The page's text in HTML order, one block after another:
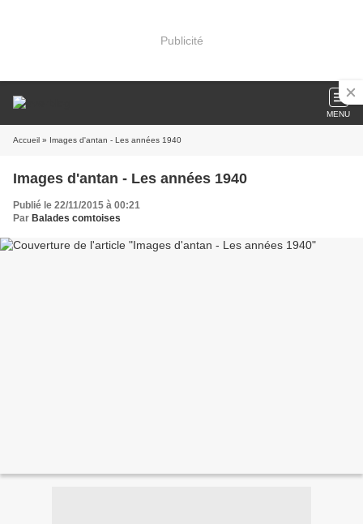
Publicité
MENU
Accueil » Images d'antan - Les années 1940
Images d'antan - Les années 1940
Publié le 22/11/2015 à 00:21
Par Balades comtoises